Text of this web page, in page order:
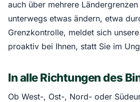
auch über mehrere
unterwegs etwas ändern, etwa
Grenzkontrolle, meldet sich
proaktiv bei Ihnen, statt Sie im
In alle Richtungen des
Ob West-, Ost-, Nord- oder